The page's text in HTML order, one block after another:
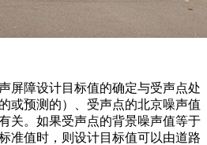
屏障设计目标值的确定与受声点处
或预测的）、受声点的北京噪声值
关。如果受声点的背景噪声值等于
准值时，则设计目标值可以由道路